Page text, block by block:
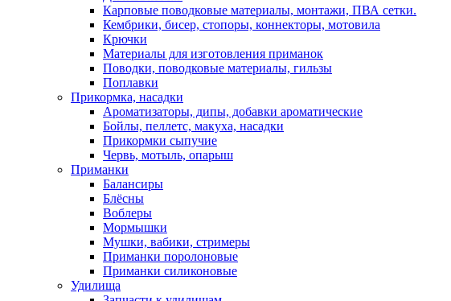
Карповые поводковые материалы, монтажи, ПВА сетки.
Кембрики, бисер, стопоры, коннекторы, мотовила
Крючки
Материалы для изготовления приманок
Поводки, поводковые материалы, гильзы
Поплавки
Прикормка, насадки
Ароматизаторы, дипы, добавки ароматические
Бойлы, пеллетс, макуха, насадки
Прикормки сыпучие
Червь, мотыль, опарыш
Приманки
Балансиры
Блёсны
Воблеры
Мормышки
Мушки, вабики, стримеры
Приманки поролоновые
Приманки силиконовые
Удилища